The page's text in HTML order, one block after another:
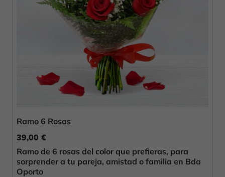
Ramo 6 Rosas
39,00 €
Ramo de 6 rosas del color que prefieras, para
sorprender a tu pareja, amistad o familia en Bda
Oporto